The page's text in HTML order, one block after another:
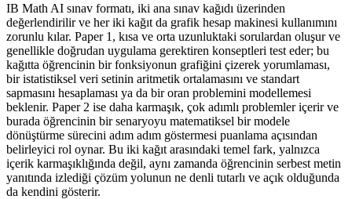
IB Math AI sınav formatı, iki ana sınav kağıdı üzerinden
değerlendirilir ve her iki kağıt da grafik hesap makinesi kullanımını
zorunlu kılar. Paper 1, kısa ve orta uzunluktaki sorulardan oluşur ve
genellikle doğrudan uygulama gerektiren konseptleri test eder; bu
kağıtta öğrencinin bir fonksiyonun grafiğini çizerek yorumlaması,
bir istatistiksel veri setinin aritmetik ortalamasını ve standart
sapmasını hesaplaması ya da bir oran problemini modellemesi
beklenir. Paper 2 ise daha karmaşık, çok adımlı problemler içerir ve
burada öğrencinin bir senaryoyu matematiksel bir modele
dönüştürme sürecini adım adım göstermesi puanlama açısından
belirleyici rol oynar. Bu iki kağıt arasındaki temel fark, yalnızca
içerik karmaşıklığında değil, aynı zamanda öğrencinin serbest metin
yanıtında izlediği çözüm yolunun ne denli tutarlı ve açık olduğunda
da kendini gösterir.